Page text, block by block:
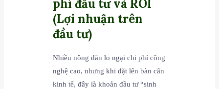
phí đầu tư và ROI
(Lợi nhuận trên
đầu tư)
Nhiều nông dân lo ngại chi phí công
nghệ cao, nhưng khi đặt lên bàn cân
kinh tế, đây là khoản đầu tư “sinh